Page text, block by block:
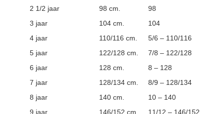
2 1/2 jaar
98 cm.
98
3 jaar
104 cm.
104
4 jaar
110/116 cm.
5/6 – 110/116
5 jaar
122/128 cm.
7/8 – 122/128
6 jaar
128 cm.
8 – 128
7 jaar
128/134 cm.
8/9 – 128/134
8 jaar
140 cm.
10 – 140
9 jaar
146/152 cm. 11/12 – 146/152